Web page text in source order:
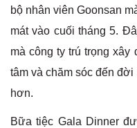
bộ nhân viên Goonsan
mát vào cuối tháng 5.
mà công ty trú trọng xây
tâm và chăm sóc đến
hơn.
Bữa tiệc Gala Dinner